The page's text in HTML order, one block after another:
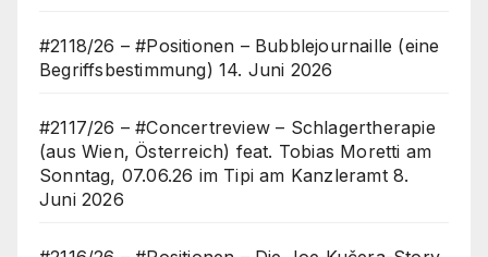
#2118/26 – #Positionen – Bubblejournaille (eine
Begriffsbestimmung) 14. Juni 2026
#2117/26 – #Concertreview – Schlagertherapie
(aus Wien, Österreich) feat. Tobias Moretti am
Sonntag, 07.06.26 im Tipi am Kanzleramt 8.
Juni 2026